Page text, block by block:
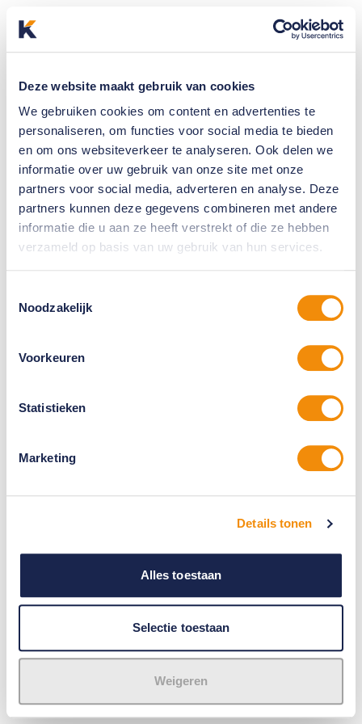
Deze website maakt gebruik van cookies
We gebruiken cookies om content en advertenties te
personaliseren, om functies voor social media te bieden
en om ons websiteverkeer te analyseren. Ook delen we
informatie over uw gebruik van onze site met onze
partners voor social media, adverteren en analyse. Deze
partners kunnen deze gegevens combineren met andere
informatie die u aan ze heeft verstrekt of die ze hebben
verzameld op basis van uw gebruik van hun services.
Noodzakelijk
Voorkeuren
Statistieken
Marketing
Details tonen
Alles toestaan
Selectie toestaan
Weigeren